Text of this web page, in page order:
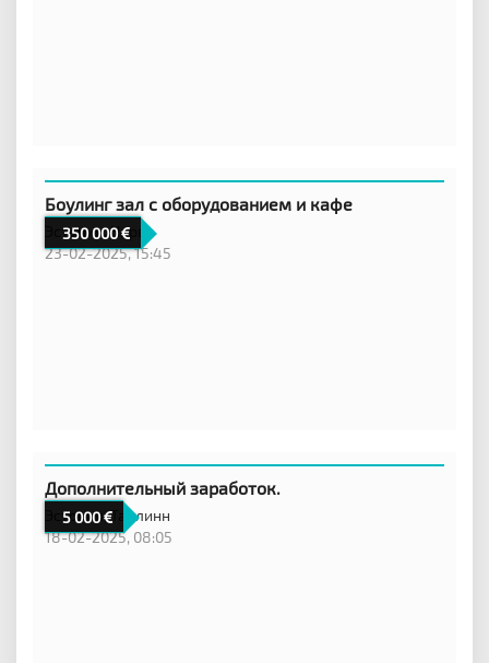
350 000
Боулинг зал с оборудованием и кафе
Эстония,Нарва
23-02-2025, 15:45
5 000
Дополнительный заработок.
Эстония,Таллинн
18-02-2025, 08:05